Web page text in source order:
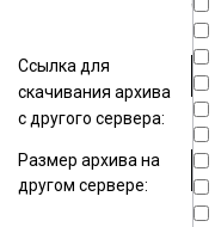
Ссылка для
скачивания архива
с другого сервера:
Размер архива на
другом сервере: